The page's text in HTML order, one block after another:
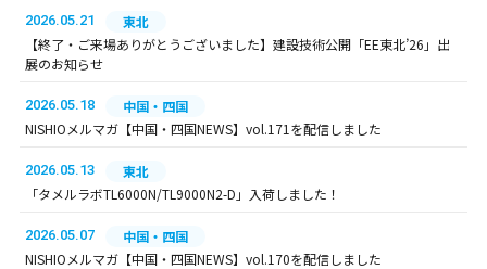
2026.05.21
東北
【終了・ご来場ありがとうございました】建設技術公開「EE東北’26」出
展のお知らせ
2026.05.18
中国・四国
NISHIOメルマガ【中国・四国NEWS】vol.171を配信しました
2026.05.13
東北
「タメルラボTL6000N/TL9000N2-D」入荷しました！
2026.05.07
中国・四国
NISHIOメルマガ【中国・四国NEWS】vol.170を配信しました